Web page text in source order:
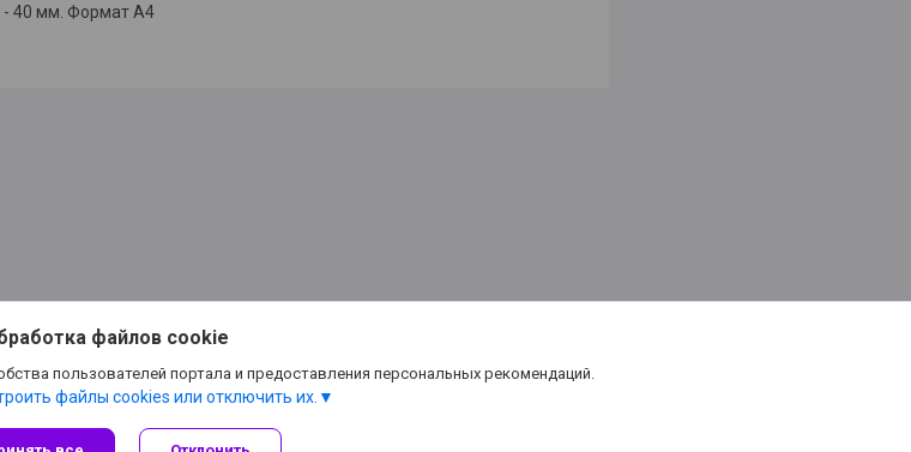
- 40 мм. Формат А4
файлов cookie
пользователей портала и предоставления персональных рекомендаций.
файлы cookies или отключить их.